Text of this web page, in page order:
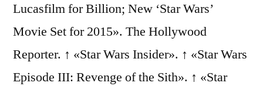
Lucasfilm for Billion; New ‘Star Wars’
Movie Set for 2015». The Hollywood
Reporter. ↑ «Star Wars Insider». ↑ «Star Wars
Episode III: Revenge of the Sith». ↑ «Star